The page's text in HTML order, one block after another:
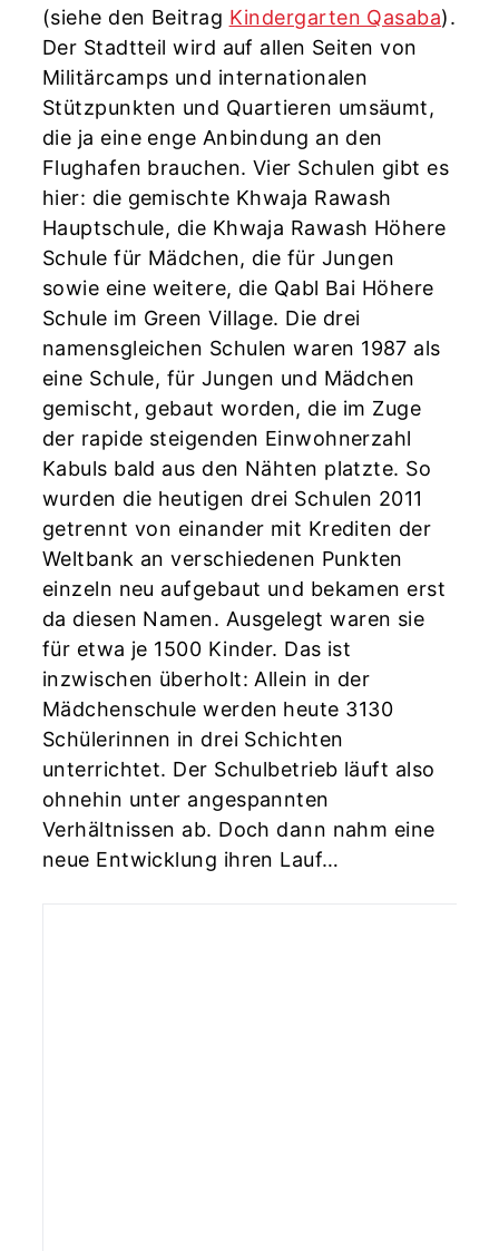
(siehe den Beitrag Kindergarten Qasaba).
Der Stadtteil wird auf allen Seiten von
Militärcamps und internationalen
Stützpunkten und Quartieren umsäumt,
die ja eine enge Anbindung an den
Flughafen brauchen. Vier Schulen gibt es
hier: die gemischte Khwaja Rawash
Hauptschule, die Khwaja Rawash Höhere
Schule für Mädchen, die für Jungen
sowie eine weitere, die Qabl Bai Höhere
Schule im Green Village. Die drei
namensgleichen Schulen waren 1987 als
eine Schule, für Jungen und Mädchen
gemischt, gebaut worden, die im Zuge
der rapide steigenden Einwohnerzahl
Kabuls bald aus den Nähten platzte. So
wurden die heutigen drei Schulen 2011
getrennt von einander mit Krediten der
Weltbank an verschiedenen Punkten
einzeln neu aufgebaut und bekamen erst
da diesen Namen. Ausgelegt waren sie
für etwa je 1500 Kinder. Das ist
inzwischen überholt: Allein in der
Mädchenschule werden heute 3130
Schülerinnen in drei Schichten
unterrichtet. Der Schulbetrieb läuft also
ohnehin unter angespannten
Verhältnissen ab. Doch dann nahm eine
neue Entwicklung ihren Lauf…